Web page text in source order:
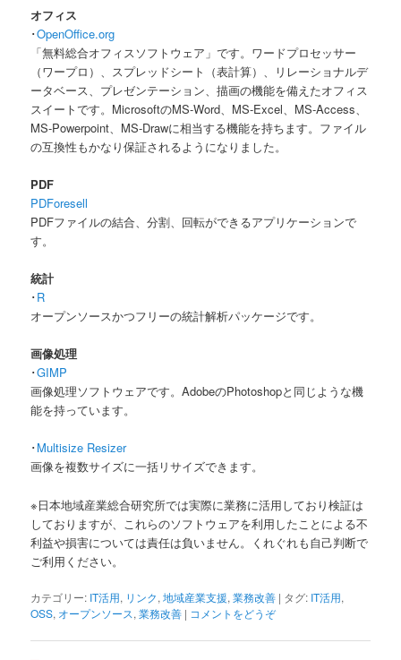
オフィス
･OpenOffice.org
「無料総合オフィスソフトウェア」です。ワードプロセッサー
（ワープロ）、スプレッドシート（表計算）、リレーショナルデ
ータベース、プレゼンテーション、描画の機能を備えたオフィス
スイートです。MicrosoftのMS-Word、MS-Excel、MS-Access、
MS-Powerpoint、MS-Drawに相当する機能を持ちます。ファイル
の互換性もかなり保証されるようになりました。
PDF
PDForesell
PDFファイルの結合、分割、回転ができるアプリケーションで
す。
統計
･R
オープンソースかつフリーの統計解析パッケージです。
画像処理
･GIMP
画像処理ソフトウェアです。AdobeのPhotoshopと同じような機
能を持っています。
･Multisize Resizer
画像を複数サイズに一括リサイズできます。
※日本地域産業総合研究所では実際に業務に活用しており検証は
しておりますが、これらのソフトウェアを利用したことによる不
利益や損害については責任は負いません。くれぐれも自己判断で
ご利用ください。
カテゴリー: IT活用, リンク,地域産業支援,業務改善 | タグ: IT活用,
OSS, オープンソース,業務改善 | コメントをどうぞ